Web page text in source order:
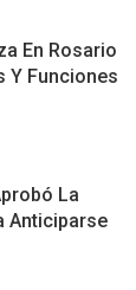
En Rosario
Y Funciones
La
Anticiparse